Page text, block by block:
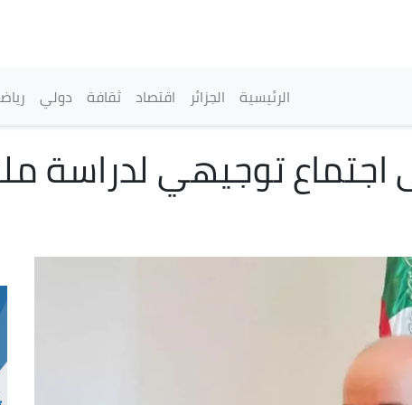
القائمة الرئيسية
الرئيسية الجزائر اقتصاد ثقافة دولي
توجيهي لدراسة